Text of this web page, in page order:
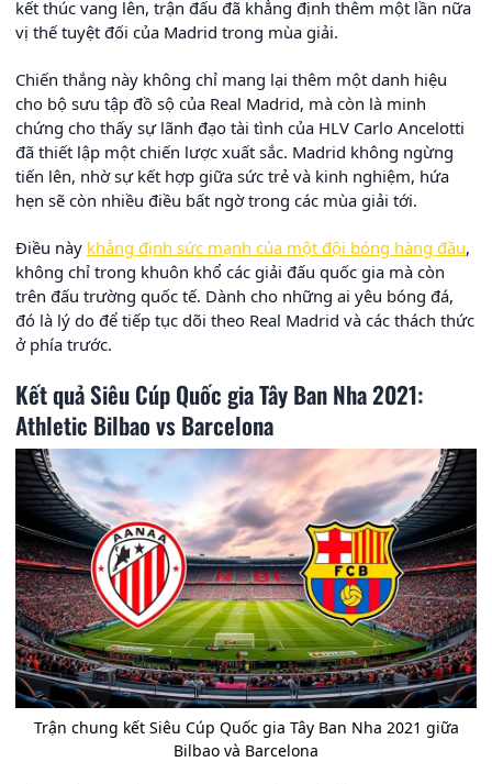
kết thúc vang lên, trận đấu đã khẳng định thêm một lần nữa
vị thế tuyệt đối của Madrid trong mùa giải.
Chiến thắng này không chỉ mang lại thêm một danh hiệu
cho bộ sưu tập đồ sộ của Real Madrid, mà còn là minh
chứng cho thấy sự lãnh đạo tài tình của HLV Carlo Ancelotti
đã thiết lập một chiến lược xuất sắc. Madrid không ngừng
tiến lên, nhờ sự kết hợp giữa sức trẻ và kinh nghiệm, hứa
hẹn sẽ còn nhiều điều bất ngờ trong các mùa giải tới.
Điều này khẳng định sức mạnh của một đội bóng hàng đầu,
không chỉ trong khuôn khổ các giải đấu quốc gia mà còn
trên đấu trường quốc tế. Dành cho những ai yêu bóng đá,
đó là lý do để tiếp tục dõi theo Real Madrid và các thách thức
ở phía trước.
Kết quả Siêu Cúp Quốc gia Tây Ban Nha 2021:
Athletic Bilbao vs Barcelona
Trận chung kết Siêu Cúp Quốc gia Tây Ban Nha 2021 giữa
Bilbao và Barcelona